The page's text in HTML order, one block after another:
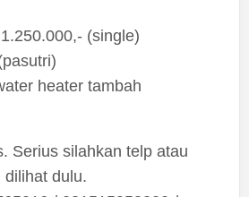
(single)
heater tambah
Serius silahkan telp atau
dilihat dulu.